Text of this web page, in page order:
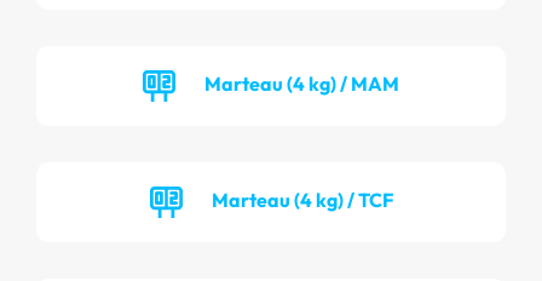
Marteau (4 kg) / MAM
Marteau (4 kg) / TCF